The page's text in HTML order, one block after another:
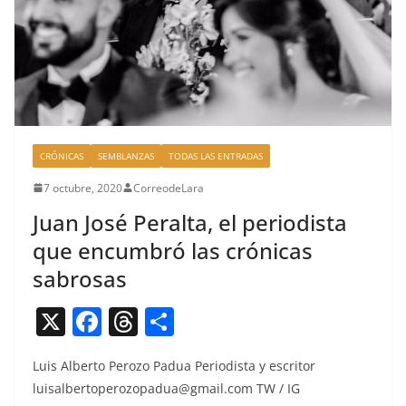
k
CRÓNICAS SEMBLANZAS TODAS LAS ENTRADAS
7 octubre, 2020 CorreodeLara
Juan José Peralta, el periodista
que encumbró las crónicas
sabrosas
X F
c
T
re m
Luis Alber­to Per­o­zo Pad­ua Peri­odista y escritor
luisalbertoperozopadua@gmail.com TW / IG